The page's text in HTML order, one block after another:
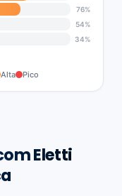
76%
54%
34%
Alta Pico
Eletti